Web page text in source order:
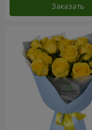
Заказать